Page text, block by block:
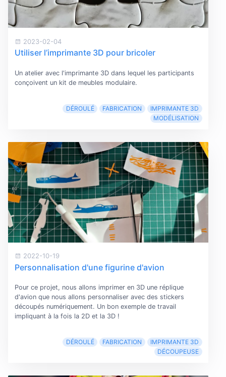
2023-02-04
Utiliser l’imprimante 3D pour bricoler
Un atelier avec l'imprimante 3D dans lequel les participants
conçoivent un kit de meubles modulaire.
DÉROULÉ FABRICATION
IMPRIMANTE 3D
MODÉLISATION
2022-10-19
Personnalisation d'une figurine d'avion
Pour ce projet, nous allons imprimer en 3D une réplique
d'avion que nous allons personnaliser avec des stickers
découpés numériquement. Un bon exemple de travail
impliquant à la fois la 2D et la 3D !
DÉROULÉ FABRICATION
IMPRIMANTE 3D
DÉCOUPEUSE